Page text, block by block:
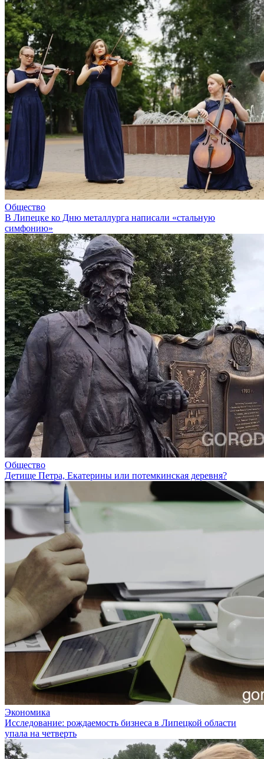
Общество
В Липецке ко Дню металлурга написали «стальную
симфонию»
Общество
Детище Петра, Екатерины или потемкинская деревня?
Экономика
Исследование: рождаемость бизнеса в Липецкой области
упала на четверть